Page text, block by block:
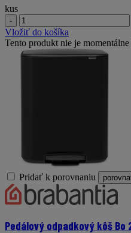
kus
-
Vložiť do košíka
Tento produkt nie je
Pridať k porovnaniu
Pedálový odpadkový kôš Bo